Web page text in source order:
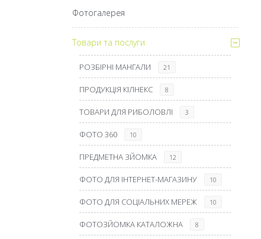
Фотогалерея
Товари та послуги
РОЗБІРНІ МАНГАЛИ 21
ПРОДУКЦІЯ КІЛНЕКС 8
ТОВАРИ ДЛЯ РИБОЛОВЛІ 3
ФОТО 360 10
ПРЕДМЕТНА ЗЙОМКА 12
ФОТО ДЛЯ ІНТЕРНЕТ-МАГАЗИНУ 10
ФОТО ДЛЯ СОЦІАЛЬНИХ МЕРЕЖ 10
ФОТОЗЙОМКА КАТАЛОЖНА 8